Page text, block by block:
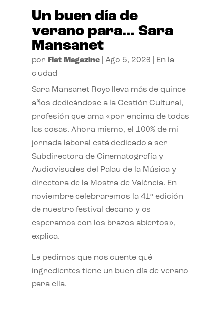
Un buen día de
verano para… Sara
Mansanet
por Flat Magazine| Ago 5, 2026
En la
ciudad
Sara Mansanet Royo lleva más de quince
años dedicándose a la Gestión Cultural,
profesión que ama «por encima de todas
las cosas. Ahora mismo, el 100% de mi
jornada laboral está dedicado a ser
Subdirectora de Cinematografía y
Audiovisuales del Palau de la Música y
directora de la Mostra de València. En
noviembre celebraremos la 41ª edición
de nuestro festival decano y os
esperamos con los brazos abiertos»,
explica.
Le pedimos que nos cuente qué
ingredientes tiene un buen día de verano
para ella.